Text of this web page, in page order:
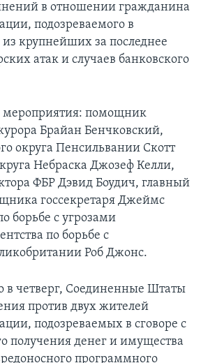
в отношении гражданина
подозреваемого в
крупнейших за последнее
атак и случаев банковского
мероприятия: помощник
Брайан Бенчковский,
округа Пенсильвании Скотт
Небраска Джозеф Келли,
ФБР Дэвид Боудич, главный
госсекретаря Джеймс
борьбе с угрозами
по борьбе с
Роб Джонс.
в четверг, Соединенные Штаты
против двух жителей
подозреваемых в сговоре с
получения денег и имущества
программного